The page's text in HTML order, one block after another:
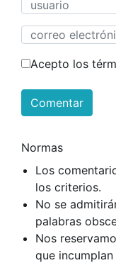
Acepto los
Comentar
Normas
Los
los criterios.
No se
palabras
Nos
que